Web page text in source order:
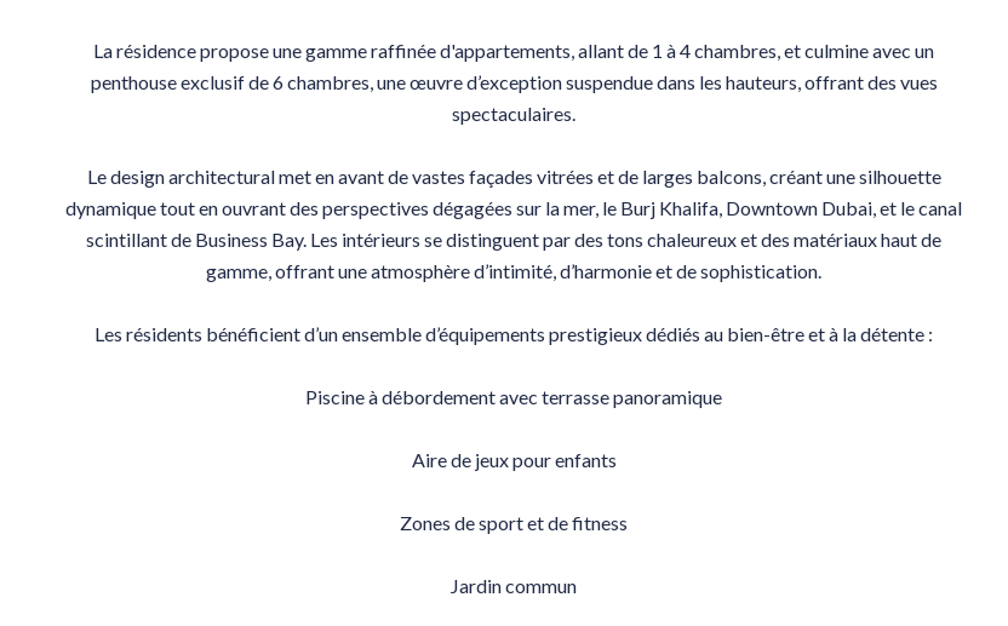
La résidence propose une gamme raffinée d'appartements, allant de 1 à 4 chambres, et culmine avec un
penthouse exclusif de 6 chambres, une œuvre d’exception suspendue dans les hauteurs, offrant des vues
spectaculaires.
Le design architectural met en avant de vastes façades vitrées et de larges balcons, créant une silhouette
dynamique tout en ouvrant des perspectives dégagées sur la mer, le Burj Khalifa, Downtown Dubai, et le canal
scintillant de Business Bay. Les intérieurs se distinguent par des tons chaleureux et des matériaux haut de
gamme, offrant une atmosphère d’intimité, d’harmonie et de sophistication.
Les résidents bénéficient d’un ensemble d’équipements prestigieux dédiés au bien-être et à la détente :
Piscine à débordement avec terrasse panoramique
Aire de jeux pour enfants
Zones de sport et de fitness
Jardin commun